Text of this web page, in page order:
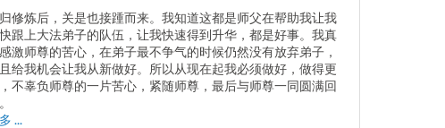
修炼后，关是也接踵而来。我知道这都是师父在帮助我让我
跟上大法弟子的队伍，让我快速得到升华，都是好事。我真
激师尊的苦心，在弟子最不争气的时候仍然没有放弃弟子，
给我机会让我从新做好。所以从现在起我必须做好，做得更
不辜负师尊的一片苦心，紧随师尊，最后与师尊一同圆满回
...